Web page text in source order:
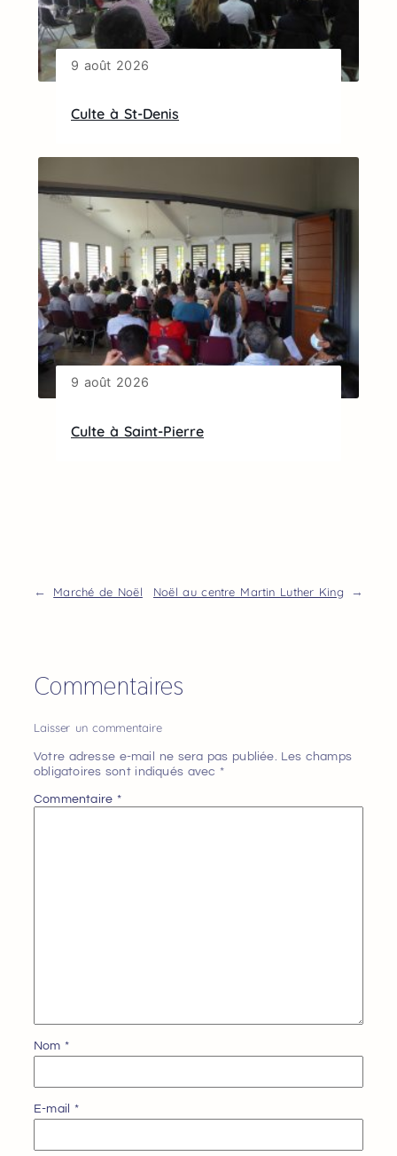
9 août 2026
Culte à St-Denis
9 août 2026
Culte à Saint-Pierre
← Marché de Noël Noël au centre Martin Luther King →
Commentaires
Laisser un commentaire
Votre adresse e-mail ne sera pas publiée. Les champs
obligatoires sont indiqués avec*
Commentaire *
Nom*
E-mail *